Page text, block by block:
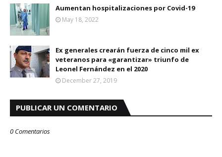
Aumentan hospitalizaciones por Covid-19
May 18, 2022
Ex generales crearán fuerza de cinco mil ex
veteranos para «garantizar» triunfo de
Leonel Fernández en el 2020
December 27, 2019
PUBLICAR UN COMENTARIO
0 Comentarios